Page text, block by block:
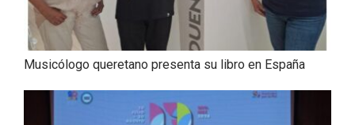
Musicólogo queretano presenta su libro en España